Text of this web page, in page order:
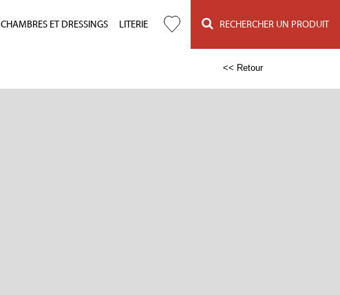
CHAMBRES ET DRESSINGS LITERIE RECHERCHER UN PRODUIT
<< Retour